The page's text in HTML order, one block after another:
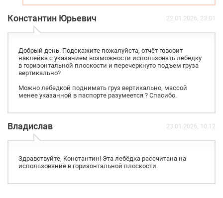
Константин Юрьевич 22.01.2026, 23:01
Добрый день. Подскажите пожалуйста, отчёт говорит
наклейка с указанием возможности использовать лебедку
в горизонтальной плоскости и перечеркнуто подъем груза
вертикально?
Можно лебедкой поднимать груз вертикально, массой
менее указанной в паспорте разумеется ? Спасибо.
Владислав 23.01.2026, 10:12
Здравствуйте, Константин! Эта лебёдка рассчитана на
использование в горизонтальной плоскости.